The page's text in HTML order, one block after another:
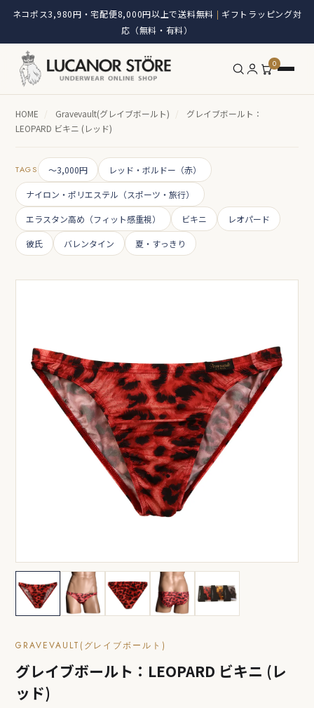
ネコポス3,980円・宅配便8,000円以上で送料無料 | ギフトラッピング対
応（無料・有料）
0
HOME / Gravevault(グレイブボールト) /
グレイブボールト：
LEOPARD ビキニ (レッド)
TAGS ～3,000円 レッド・ボルドー（赤）
ナイロン・ポリエステル（スポーツ・旅行）
エラスタン高め（フィット感重視） ビキニ レオパード
彼氏 バレンタイン 夏・すっきり
GRAVEVAULT(グレイブボールト)
グレイブボールト：LEOPARD ビキニ (レ
ッド)